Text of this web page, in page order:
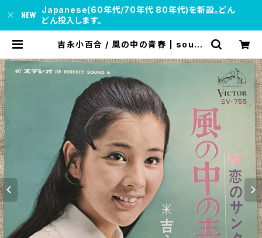
Japanese(60年代/70年代 80年代)を新設。どん
どん投入します。
吉永小百合 / 風の中の青春 | soul r